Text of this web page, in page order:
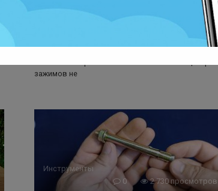
Нестандартное применение
зажимов не
Инструменты
0
2 730 просмотров